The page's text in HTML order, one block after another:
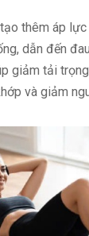
thêm áp
dẫn đến
giảm tải
và giảm